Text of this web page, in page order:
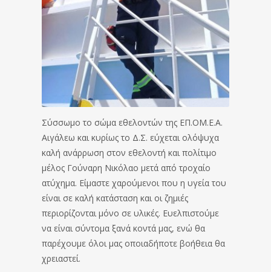
Σύσσωμο το σώμα εθελοντών της ΕΠ.ΟΜ.Ε.Α.
Αιγάλεω και κυρίως το Δ.Σ. εύχεται ολόψυχα
καλή ανάρρωση στον εθελοντή και πολίτιμο
μέλος Γούναρη Νικόλαο μετά από τροχαίο
ατύχημα. Είμαστε χαρούμενοι που η υγεία του
είναι σε καλή κατάσταση και οι ζημιές
περιορίζονται μόνο σε υλικές. Ευελπιστούμε
να είναι σύντομα ξανά κοντά μας, ενώ θα
παρέχουμε όλοι μας οποιαδήποτε βοήθεια θα
χρειαστεί.